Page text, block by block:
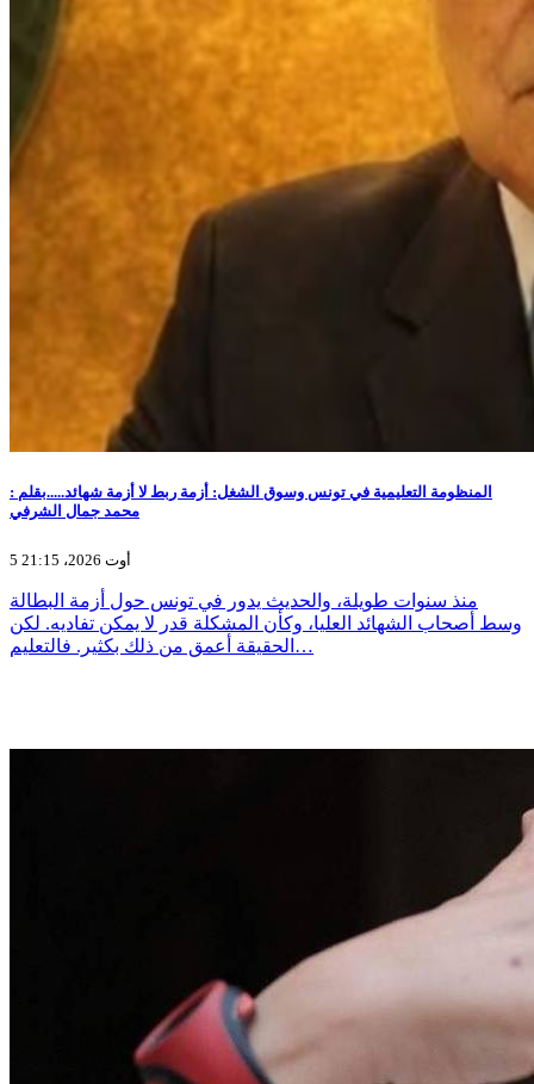
المنظومة التعليمية في تونس وسوق الشغل: أزمة ربط لا أزمة شهائد.....بقلم :
محمد جمال الشرفي
5 أوت 2026، 21:15
منذ سنوات طويلة، والحديث يدور في تونس حول أزمة البطالة
وسط أصحاب الشهائد العليا، وكأن المشكلة قدر لا يمكن تفاديه. لكن
الحقيقة أعمق من ذلك بكثير. فالتعليم…